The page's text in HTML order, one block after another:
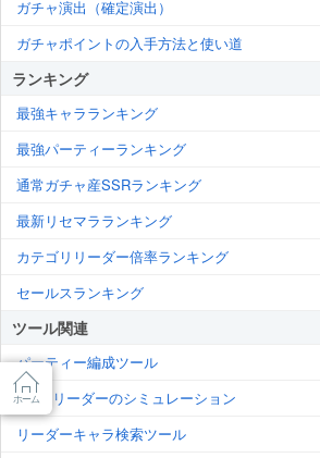
ガチャ演出（確定演出）
ガチャポイントの入手方法と使い道
ランキング
最強キャラランキング
最強パーティーランキング
通常ガチャ産SSRランキング
最新リセマラランキング
カテゴリリーダー倍率ランキング
セールスランキング
ツール関連
パーティー編成ツール
200%リーダーのシミュレーション
リーダーキャラ検索ツール
ホーム